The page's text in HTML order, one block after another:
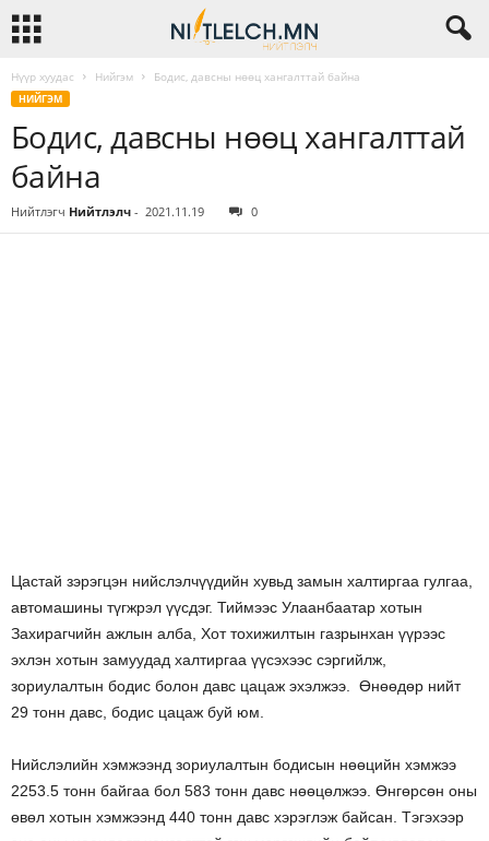
Нүүр хуудас Нийгэм Бодис, давсны нөөц хангалттай байна
НИЙГЭМ
Бодис, давсны нөөц хангалттай
байна
Нийтлэгч Нийтлэлч - 2021.11.19 0
Цастай зэрэгцэн нийслэлчүүдийн хувьд замын халтиргаа гулгаа,
автомашины түгжрэл үүсдэг. Тиймээс Улаанбаатар хотын
Захирагчийн ажлын алба, Хот тохижилтын газрынхан үүрээс
эхлэн хотын замуудад халтиргаа үүсэхээс сэргийлж,
зориулалтын бодис болон давс цацаж эхэлжээ. Өнөөдөр нийт
29 тонн давс, бодис цацаж буй юм.
Нийслэлийн хэмжээнд зориулалтын бодисын нөөцийн хэмжээ
2253.5 тонн байгаа бол 583 тонн давс нөөцөлжээ. Өнгөрсөн оны
өвөл хотын хэмжээнд 440 тонн давс хэрэглэж байсан. Тэгэхээр